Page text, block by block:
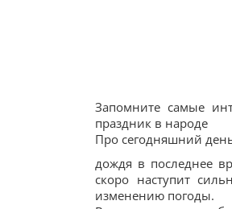
Запомните самые
праздник в народе
Про сегодняшний
дождя в последнее
скоро наступит
изменению погоды.